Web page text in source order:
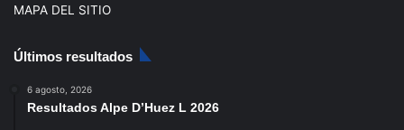
MAPA DEL SITIO
Últimos resultados
6 agosto, 2026
Resultados Alpe D’Huez L 2026